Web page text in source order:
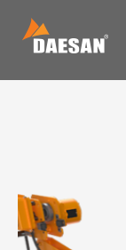
자료실
고객센터